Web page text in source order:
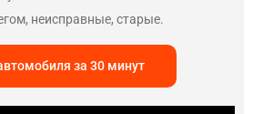
неисправные, старые.
за 30 минут